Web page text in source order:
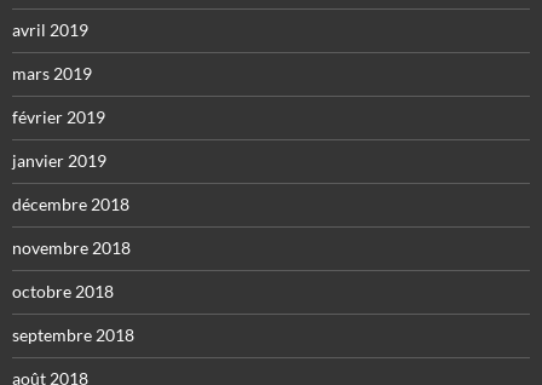
avril 2019
mars 2019
février 2019
janvier 2019
décembre 2018
novembre 2018
octobre 2018
septembre 2018
août 2018